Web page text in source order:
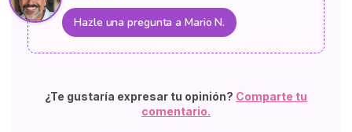
Hazle una pregunta a Mario N.
¿Te gustaría expresar tu opinión? Comparte tu
comentario.